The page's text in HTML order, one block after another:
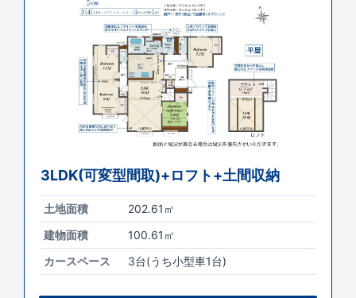
3LDK(可変型間取)+ロフト+土間収納
土地面積
202.61㎡
建物面積
100.61㎡
カースペース
3台(うち小型車1台)